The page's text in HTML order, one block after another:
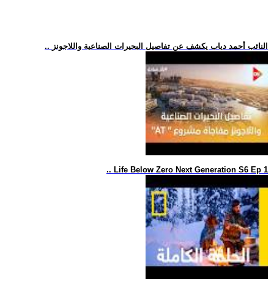
.. النائب أحمد دياب يكشف عن تفاصيل البحيرات الصناعية واللاجونز
.. Life Below Zero Next Generation S6 Ep 1